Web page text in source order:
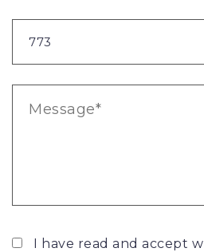
I have read and accept